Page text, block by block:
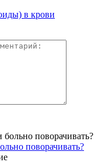
в крови
поворачивать?